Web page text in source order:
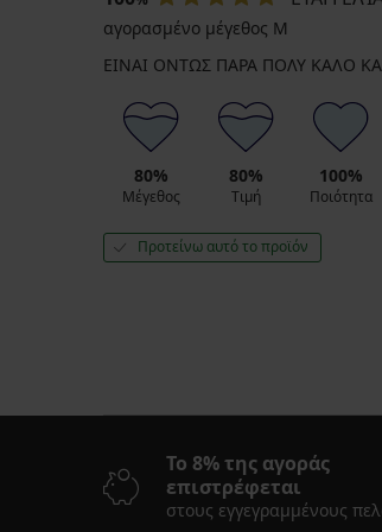
αγορασμένο μέγεθος M
ΕΙΝΑΙ ΟΝΤΩΣ ΠΑΡΑ ΠΟΛΥ ΚΑΛΟ
80%
Μέγεθος
80%
Τιμή
100%
Ποιότητα
Προτείνω αυτό το προϊόν
Το 8% της αγοράς
επιστρέφεται
στους εγγεγραμμένους